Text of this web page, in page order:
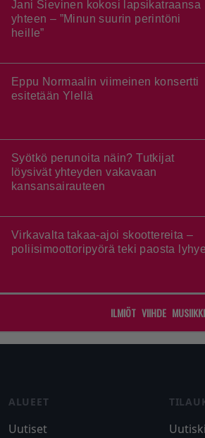
Jani Sievinen kokosi lapsikatraansa
yhteen – ”Minun suurin perintöni
heille”
Eppu Normaalin viimeinen konsertti
esitetään Ylellä
Syötkö perunoita näin? Tutkijat
löysivät yhteyden vakavaan
kansansairauteen
Virkavalta takaa-ajoi skoottereita –
poliisimoottoripyörä teki paosta
ILMIÖT VIIHDE MUSIIKKI
ALUEET
Uutiset